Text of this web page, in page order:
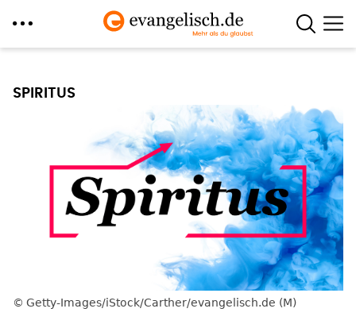
Inhalt
SPIRITUS
Getty-Images/iStock/Carther/evangelisch.de (M)